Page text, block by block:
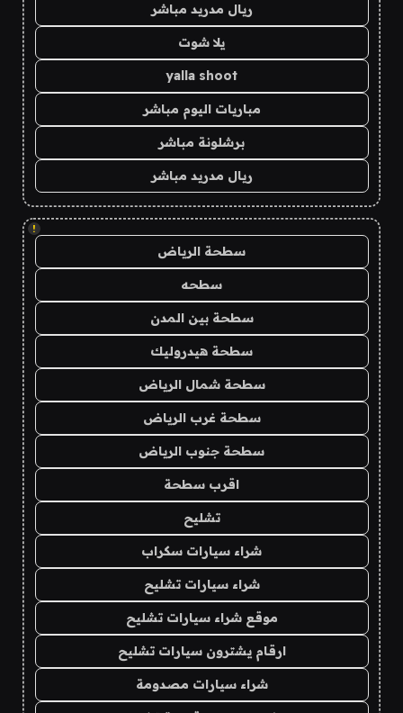
ريال مدريد مباشر
يلا شوت
yalla shoot
مباريات اليوم مباشر
برشلونة مباشر
ريال مدريد مباشر
!
سطحة الرياض
سطحه
سطحة بين المدن
سطحة هيدروليك
سطحة شمال الرياض
سطحة غرب الرياض
سطحة جنوب الرياض
اقرب سطحة
تشليح
شراء سيارات سكراب
شراء سيارات تشليح
موقع شراء سيارات تشليح
ارقام يشترون سيارات تشليح
شراء سيارات مصدومة